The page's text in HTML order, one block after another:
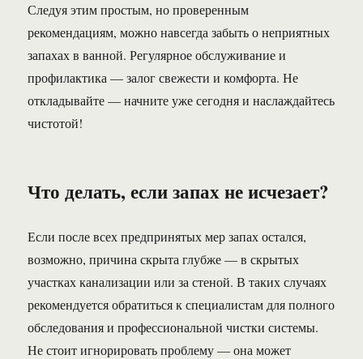
Следуя этим простым, но проверенным
рекомендациям, можно навсегда забыть о неприятных
запахах в ванной. Регулярное обслуживание и
профилактика — залог свежести и комфорта. Не
откладывайте — начните уже сегодня и наслаждайтесь
чистотой!
Что делать, если запах не исчезает?
Если после всех предпринятых мер запах остался,
возможно, причина скрыта глубже — в скрытых
участках канализации или за стеной. В таких случаях
рекомендуется обратиться к специалистам для полного
обследования и профессиональной чистки системы.
Не стоит игнорировать проблему — она может